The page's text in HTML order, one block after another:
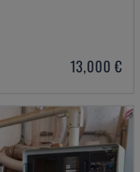
13,000 €